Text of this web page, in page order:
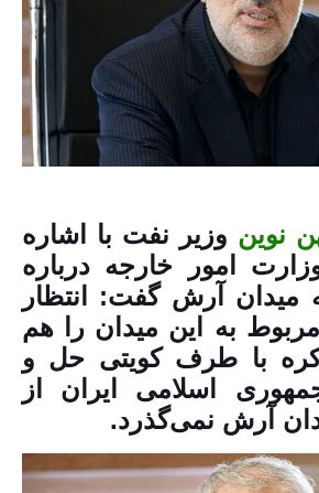
نوین وزیر نفت با اشاره
امور خارجه درباره
میدان آرش گفت: انتظار
به این میدان را هم
با طرف کویتی حل و
اسلامی ایران از
آرش نمی‌گذرد.